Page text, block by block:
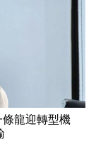
龍迎轉型機